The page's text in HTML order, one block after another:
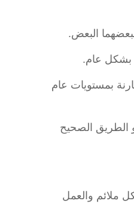
البعض.
بشكل عام.
2024 بنسبة 18 بالمئة و34.7 بالمئة على التوالي مقارنة بمستويات عام
الطريق الصحيح
ملائم والعمل